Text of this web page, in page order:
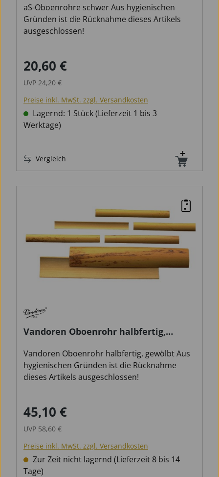
aS-Oboenrohre schwer Aus hygienischen
Gründen ist die Rücknahme dieses Artikels
ausgeschlossen!
Verkaufspreis:
20,60 €
UVP 24,20 €
Preise inkl. MwSt. zzgl. Versandkosten
Lagernd: 1 Stück (Lieferzeit 1 bis 3
Werktage)
Vergleich
Vandoren Oboenrohr halbfertig,
Vandoren Oboenrohr halbfertig, gewölbt Aus
hygienischen Gründen ist die Rücknahme
dieses Artikels ausgeschlossen!
Verkaufspreis:
45,10 €
UVP 58,60 €
Preise inkl. MwSt. zzgl. Versandkosten
Zur Zeit nicht lagernd (Lieferzeit 8 bis 14
Tage)